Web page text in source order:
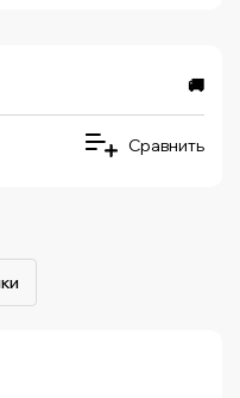
🚚
Сравнить